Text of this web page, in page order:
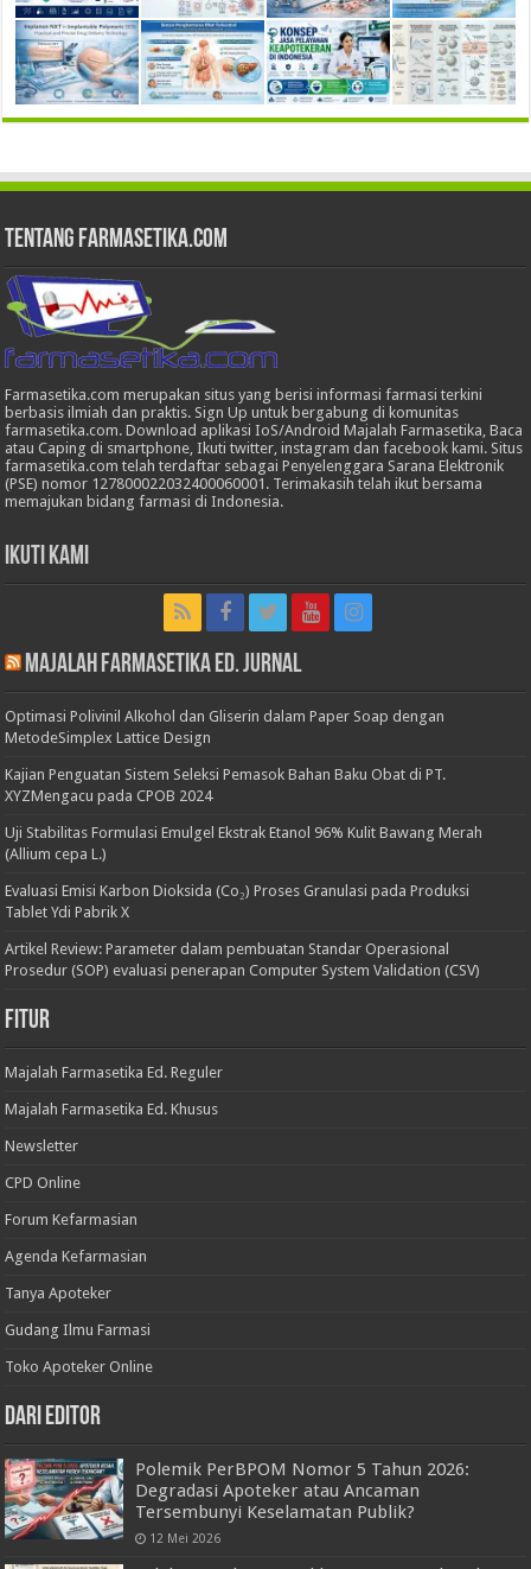
Tentang Farmasetika.com
Farmasetika.com merupakan situs yang berisi informasi farmasi terkini
berbasis ilmiah dan praktis. Sign Up untuk bergabung di komunitas
farmasetika.com. Download aplikasi IoS/Android Majalah Farmasetika, Baca
atau Caping di smartphone, Ikuti twitter, instagram dan facebook kami. Situs
farmasetika.com telah terdaftar sebagai Penyelenggara Sarana Elektronik
(PSE) nomor 127800022032400060001. Terimakasih telah ikut bersama
memajukan bidang farmasi di Indonesia.
Ikuti Kami
Majalah Farmasetika Ed. Jurnal
Optimasi Polivinil Alkohol dan Gliserin dalam Paper Soap dengan
MetodeSimplex Lattice Design
Kajian Penguatan Sistem Seleksi Pemasok Bahan Baku Obat di PT.
XYZMengacu pada CPOB 2024
Uji Stabilitas Formulasi Emulgel Ekstrak Etanol 96% Kulit Bawang Merah
(Allium cepa L.)
Evaluasi Emisi Karbon Dioksida (Co₂) Proses Granulasi pada Produksi
Tablet Ydi Pabrik X
Artikel Review: Parameter dalam pembuatan Standar Operasional
Prosedur (SOP) evaluasi penerapan Computer System Validation (CSV)
Fitur
Majalah Farmasetika Ed. Reguler
Majalah Farmasetika Ed. Khusus
Newsletter
CPD Online
Forum Kefarmasian
Agenda Kefarmasian
Tanya Apoteker
Gudang Ilmu Farmasi
Toko Apoteker Online
Dari Editor
Polemik PerBPOM Nomor 5 Tahun 2026:
Degradasi Apoteker atau Ancaman
Tersembunyi Keselamatan Publik?
12 Mei 2026